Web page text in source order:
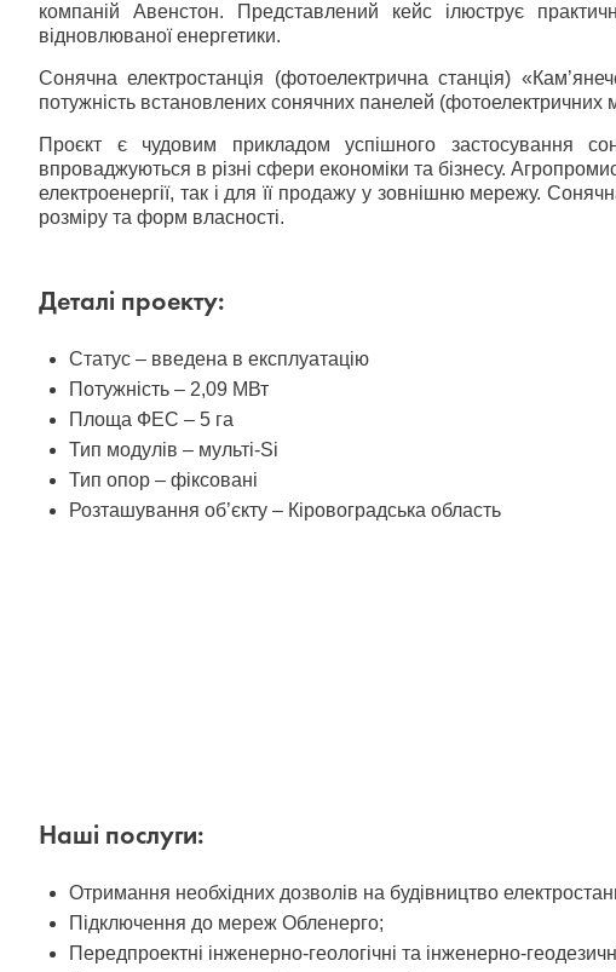
компаній Авенстон. Представлений кейс ілюструє
відновлюваної енергетики.
Сонячна електростанція (фотоелектрична станція)
потужність встановлених сонячних панелей (фотоелектричних
Проєкт є чудовим прикладом успішного застосування
впроваджуються в різні сфери економіки та бізнесу.
електроенергії, так і для її продажу у зовнішню мережу.
розміру та форм власності.
Деталі проекту:
Статус – введена в експлуатацію
Потужність – 2,09 МВт
Площа ФЕС – 5 га
Тип модулів – мульті-Si
Тип опор – фіксовані
Розташування об’єкту – Кіровоградська область
Наші послуги:
Отримання необхідних дозволів на будівництво
Підключення до мереж Обленерго;
Передпроектні інженерно-геологічні та інженерно-